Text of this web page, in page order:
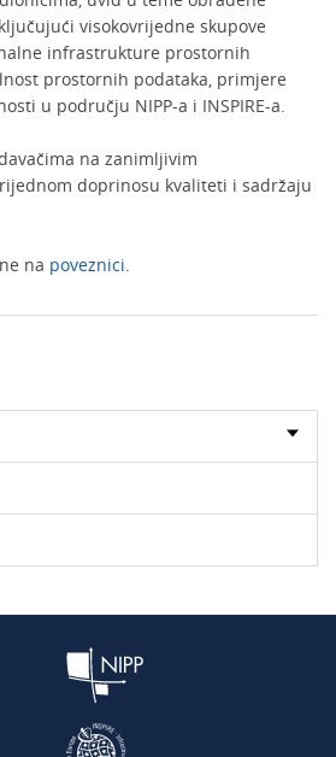
visokovrijedne skupove
infrastrukture prostornih
prostornih podataka, primjere
u području NIPP-a i INSPIRE-a.
na zanimljivim
doprinosu kvaliteti i sadržaju
na poveznici.